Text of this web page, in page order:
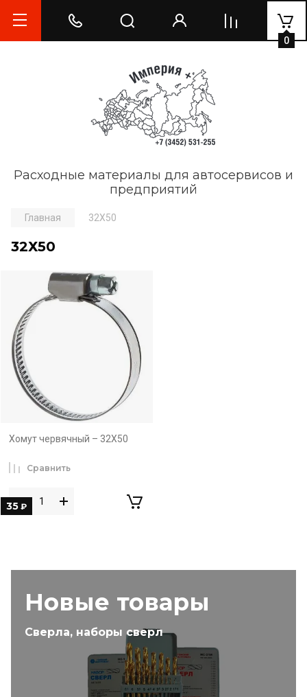
Расходные материалы для автосервисов и
предприятий
0
Новые товары
Сверла, наборы сверл
Главная 32Х50
32Х50
Хомут червячный – 32Х50
35 ₽
Сравнить